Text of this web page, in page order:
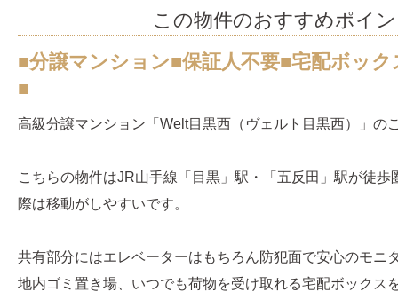
この物件のおすすめポイ
■分譲マンション■保証人不要■宅配ボッ
■
高級分譲マンション「Welt目黒西（ヴェルト目黒西）」の
こちらの物件はJR山手線「目黒」駅・「五反田」駅が徒歩
際は移動がしやすいです。
共有部分にはエレベーターはもちろん防犯面で安心のモニ
地内ゴミ置き場、いつでも荷物を受け取れる宅配ボックス